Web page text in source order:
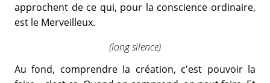
approchent de ce qui, pour la conscience ordinaire,
est le Merveilleux.
(long silence)
Au fond, comprendre la création, c'est pouvoir la